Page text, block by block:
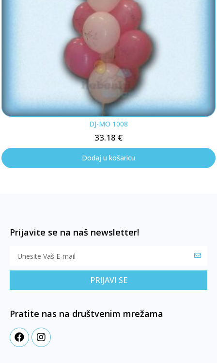
DJ-MO 1008
33.18 €
Dodaj u košaricu
Prijavite se na naš newsletter!
PRIJAVI SE
Pratite nas na društvenim mrežama